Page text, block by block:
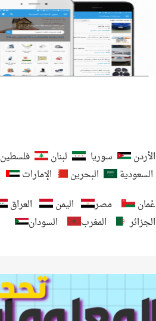
الأردن سوريا لبنان فلسطين
السعودية
البحرين
الإمارات
عُمان
مصر اليمن العراق
الجزائر
المغرب السودان